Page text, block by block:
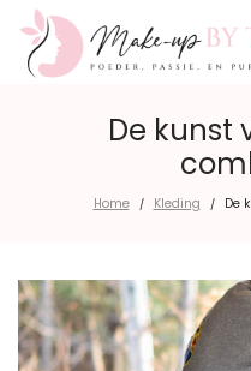
De kunst
Home / Kleding / De